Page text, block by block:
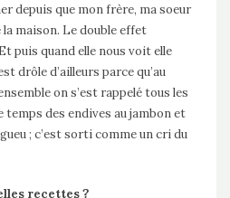
depuis que mon frère, ma soeur
maison. Le double effet
puis quand elle nous voit elle
drôle d’ailleurs parce qu’au
on s’est rappelé tous les
des endives au jambon et
; c’est sorti comme un cri du
recettes ?